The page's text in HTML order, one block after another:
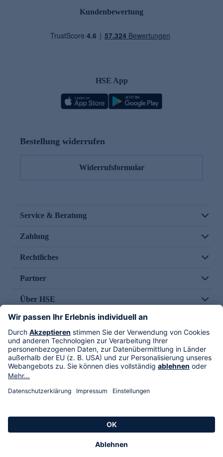
Kundenbewertung
HSE App
Bestellung widerrufen
Widerrufsformular
Service & Beratung
Zahlung
Rechtliches
Partner
Über HSE
Im TV
HSE International